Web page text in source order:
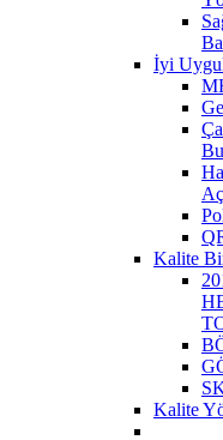
İyi
Kalite
Kalite